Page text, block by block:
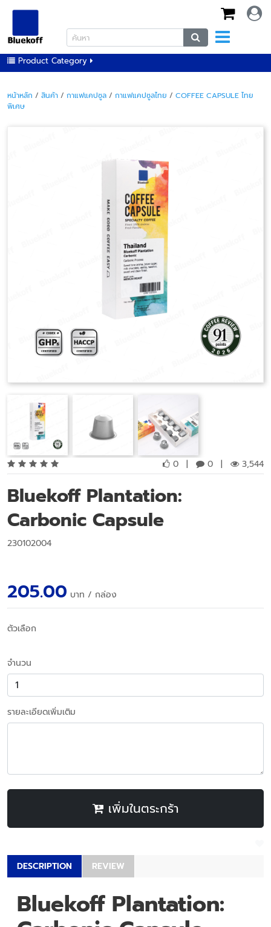
Product Category
หน้าหลัก / สินค้า / กาแฟแคปซูล / กาแฟแคปซูลไทย / COFFEE CAPSULE ไทย
พิเศษ
0 | 0 | 3,544
Bluekoff Plantation:
Carbonic Capsule
230102004
205.00 บาท / กล่อง
ตัวเลือก
จำนวน
รายละเอียดเพิ่มเติม
เพิ่มในตระกร้า
DESCRIPTION REVIEW
Bluekoff Plantation: